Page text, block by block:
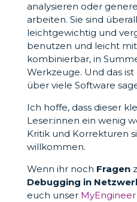
analysieren oder
arbeiten. Sie sind
leichtgewichtig und
benutzen und leicht
kombinierbar, in
Werkzeuge. Und das
über viele Software
Ich hoffe, dass dieser
Leser:innen ein wenig
Kritik und Korrekturen
willkommen.
Wenn ihr noch Fragen
Debugging in
euch unser